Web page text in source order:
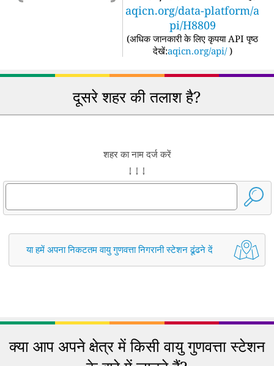
aqicn.org/data-platform/a
pi/H8809
(अधिक जानकारी के लिए कृपया API पृष्ठ
देखें:aqicn.org/api/ )
दूसरे शहर की तलाश है?
शहर का नाम दर्ज करें
↓ ↓ ↓
या हमें अपना निकटतम वायु गुणवत्ता निगरानी स्टेशन ढूंढने दें
क्या आप अपने क्षेत्र में किसी वायु गुणवत्ता स्टेशन